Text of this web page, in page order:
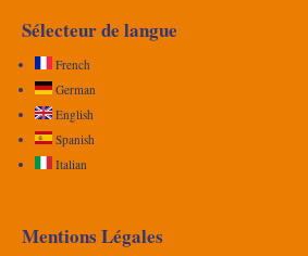
Sélecteur de langue
French
German
English
Spanish
Italian
Mentions Légales